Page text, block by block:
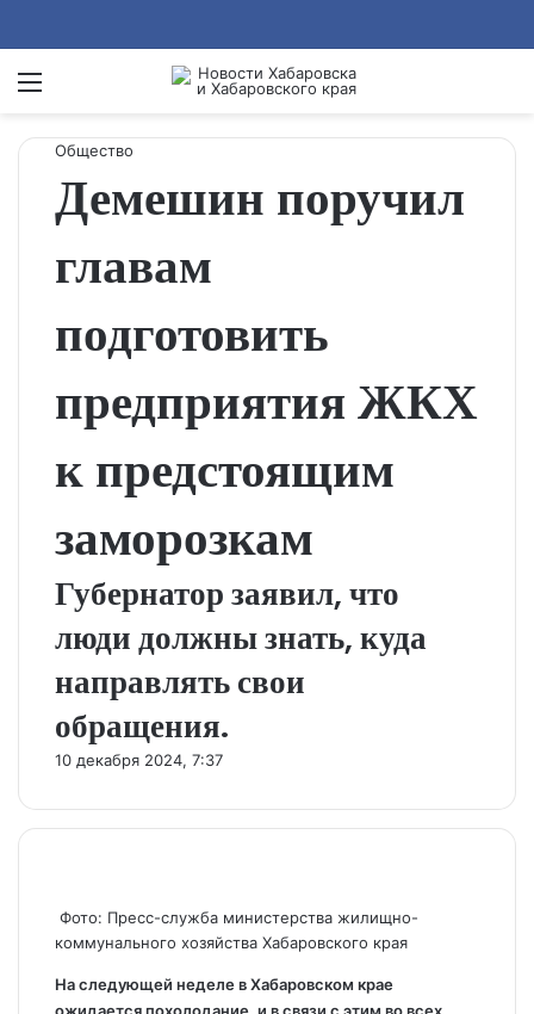
Menu
Общество
Демешин поручил
главам
подготовить
предприятия ЖКХ
к предстоящим
заморозкам
Губернатор заявил, что
люди должны знать, куда
направлять свои
обращения.
10 декабря 2024, 7:37
Фото: Пресс-служба министерства жилищно-
коммунального хозяйства Хабаровского края
На следующей неделе в Хабаровском крае